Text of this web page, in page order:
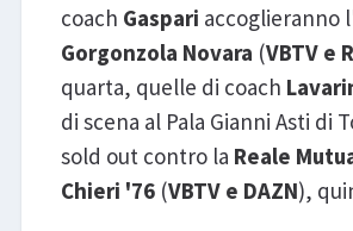
coach Gaspari accoglieranno
Gorgonzola Novara (VBTV e
quarta, quelle di coach
di scena al Pala Gianni Asti di
sold out contro la Reale
Chieri '76(VBTV e DAZN),